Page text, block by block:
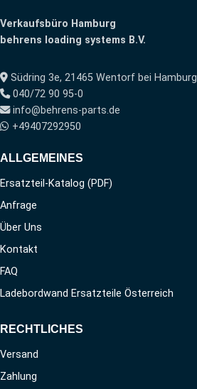
Verkaufsbüro Hamburg
behrens loading systems B.V.
Südring 3e, 21465 Wentorf bei Hamburg
040/72 90 95-0
info@behrens-parts.de
+49407292950
ALLGEMEINES
Ersatzteil-Katalog (PDF)
Anfrage
Über Uns
Kontakt
FAQ
Ladebordwand Ersatzteile Österreich
RECHTLICHES
Versand
Zahlung